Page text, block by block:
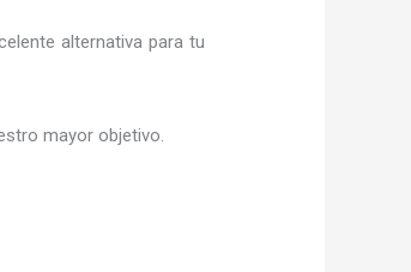
alternativa para tu
mayor objetivo.